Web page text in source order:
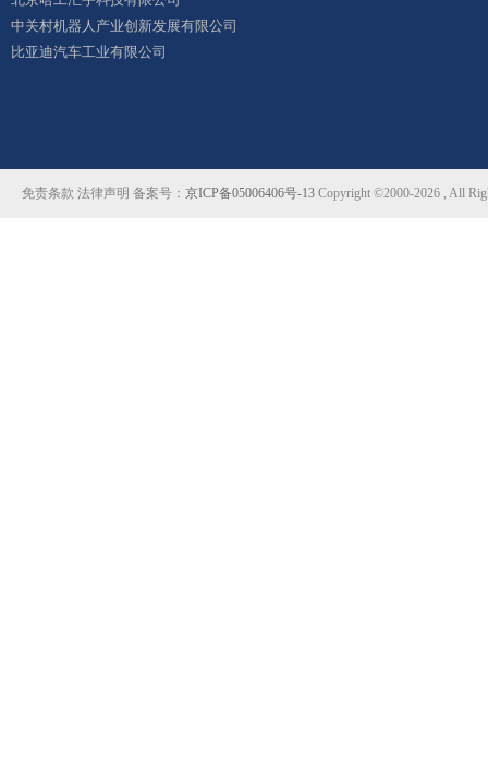
中关村机器人产业创新发展有限公司
比亚迪汽车工业有限公司
免责条款 法律声明 备案号： 京ICP备05006406号-13 Copyright ©2000-2026 , All